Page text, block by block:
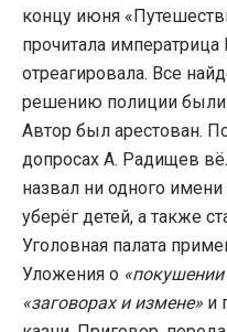
концу июня
прочитала
отреагировала. Все
решению полиции
Автор был арестован.
допросах А. Радищев
назвал ни одного
уберёг детей, а также
Уголовная палата
Уложения о «покушении
«заговорах и измене» и